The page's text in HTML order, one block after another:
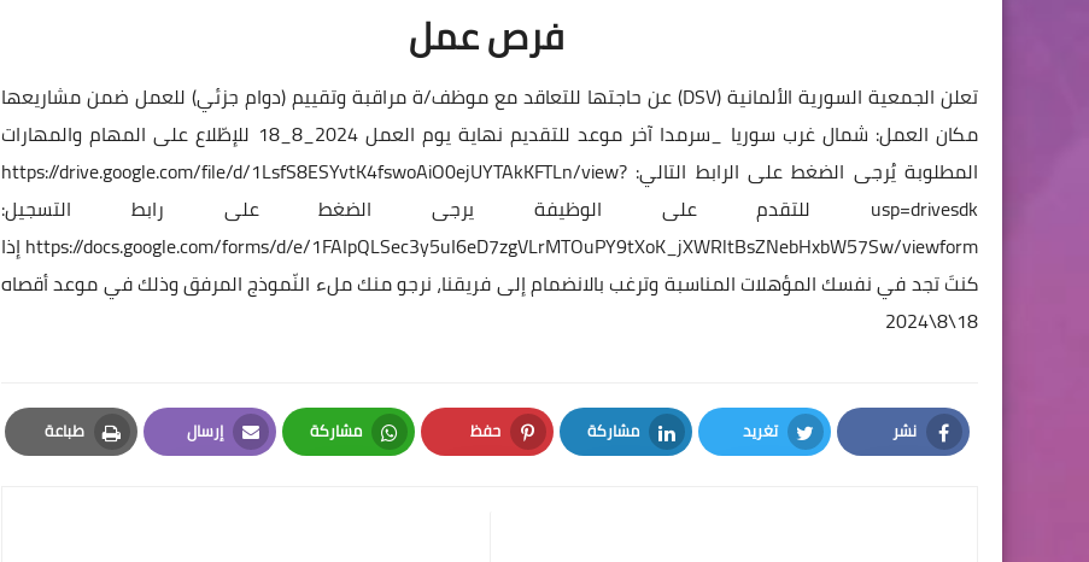
فرص عمل
تعلن الجمعية السورية الألمانية (DSV) عن حاجتها للتعاقد مع موظف/ة مراقبة وتقييم (دوام جزئي) للعمل ضمن مشاريعها
مكان العمل: شمال غرب سوريا _سرمدا آخر موعد للتقديم نهاية يوم العمل 2024_8_18 للإطّلاع على المهام والمهارات
المطلوبة يُرجى الضغط على الرابط التالي: https://drive.google.com/file/d/1LsfS8ESYvtK4fswoAiO0ejUYTAkKFTLn/view?
usp=drivesdk للتقدم على الوظيفة يرجى الضغط على رابط التسجيل:
https://docs.google.com/forms/d/e/1FAIpQLSec3y5uI6eD7zgVLrMTOuPY9tXoK_jXWRltBsZNebHxbW57Sw/viewformإذا
كنتَ تجد في نفسك المؤهلات المناسبة وترغب بالانضمام إلى فريقنا، نرجو منك ملء النّموذج المرفق وذلك في موعد أقصاه
18\8\2024
نشر
Facebook
تغريد
Twitter
مشاركة
LinkedIn
حفظ
Pinterest
مشاركة
Whatsapp
إرسال
Email
طباعة
Print